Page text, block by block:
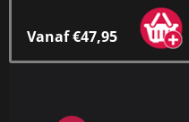
Vanaf €47,95